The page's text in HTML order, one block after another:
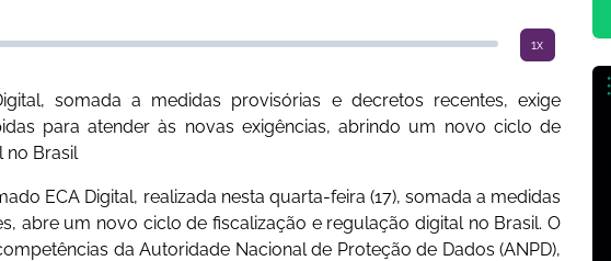
1x
somada a medidas provisórias e decretos recentes, exige
para atender às novas exigências, abrindo um novo ciclo de
no Brasil
ECA Digital, realizada nesta quarta-feira (17), somada a medidas
abre um novo ciclo de fiscalização e regulação digital no Brasil. O
da Autoridade Nacional de Proteção de Dados (ANPD),